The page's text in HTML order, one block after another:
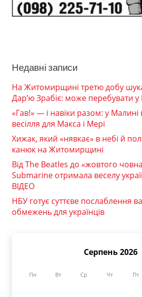
Недавні записи
На Житомирщині третю добу
Дар’ю Зрабіє: може перебувати у
«Гав!» — і навіки разом: у
весілля для Макса і Мері
Хижак, який «нявкає» в небі й
канюк на Житомирщині
Від The Beatles до «жовтого
Submarine отримала веселу
ВІДЕО
НБУ готує суттєве послаблення
обмежень для українців
Серпень 2026
Пн Вт Ср Чт Пт